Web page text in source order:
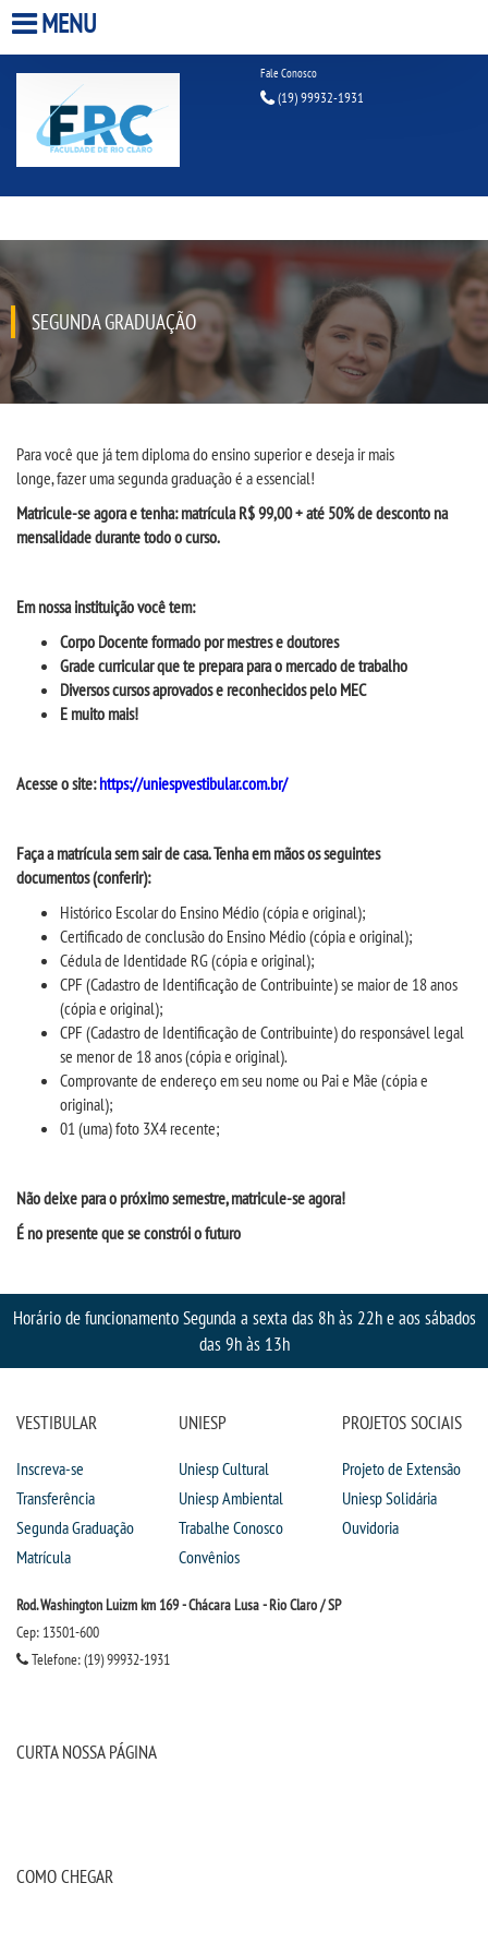
HOME
A FACULDADE
ESTÁGIOS
BIBLIOTECA
CURSOS
TECNOLÓGICOS
MENSALIDADES
VESTIBULAR
INSCREVA-SE
TRANSFERÊNCIA
MATRÍCULA
UNIESP NEWS
REPOSITÓRIO
CALENDÁRIOS
MANUAIS
MENU
Fale Conosco
(19) 99932-1931
SEGUNDA GRADUAÇÃO
Paravocê que já tem diploma do ensino superiore deseja ir mais
longe,fazeruma segunda graduação é aessencial!
Matricule-se agora e tenha: matrícula R$ 99,00 + até 50% de desconto na
mensalidade durante todo o curso.
Em nossa instituição você tem:
Corpo Docente formado por mestres e doutores
Grade curricular que te preparapara o mercado de trabalho
Diversos cursos aprovados e reconhecidos pelo MEC
E muito mais!
Acesseo site:https://uniespvestibular.com.br/
Faça a matrícula sem sair de casa. Tenha em mãos os seguintes
documentos(conferir):
Histórico Escolar do Ensino Médio (cópia e original);
Certificado de conclusão do Ensino Médio (cópia e original);
Cédula de Identidade RG (cópia e original);
CPF (Cadastro de Identificação de Contribuinte) se maior de 18 anos
(cópia e original);
CPF (Cadastro de Identificação de Contribuinte) do responsável legal
se menor de 18 anos (cópia e original).
Comprovante de endereço em seu nome ou Pai e Mãe (cópia e
original);
01 (uma) foto 3X4 recente;
Não deixe para o próximosemestre,matricule-se agora!
É no presente que se constrói o futuro
Horário de funcionamento Segunda a sexta das 8h às 22h e aos sábados
das 9h às 13h
VESTIBULAR
Inscreva-se
Transferência
Segunda Graduação
Matrícula
UNIESP
Uniesp Cultural
Uniesp Ambiental
Trabalhe Conosco
Convênios
PROJETOS SOCIAIS
Projeto de Extensão
Uniesp Solidária
Ouvidoria
Rod. Washington Luizm km 169 - Chácara Lusa - Rio Claro / SP
Cep: 13501-600
Telefone: (19) 99932-1931
CURTA NOSSA PÁGINA
COMO CHEGAR